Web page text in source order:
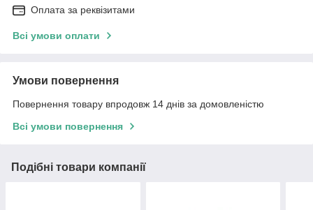
Оплата за реквізитами
Всі умови оплати
Умови повернення
Повернення товару впродовж 14 днів за домовленістю
Всі умови повернення
Подібні товари компанії